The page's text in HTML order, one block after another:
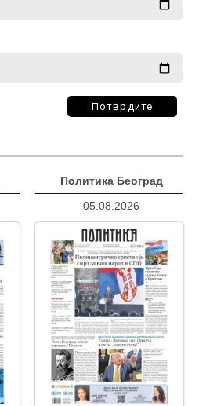
Потврдите
Политика Београд
05.08.2026